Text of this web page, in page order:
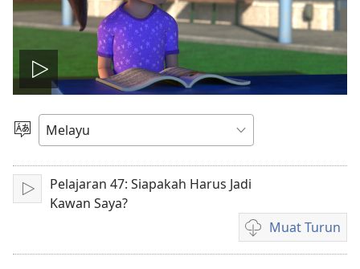
Mainkan
video
Pilih
Bahasa
Main
Pelajaran 47: Siapakah Harus Jadi
Kawan Saya?
Muat Turun
Pilihan
untuk